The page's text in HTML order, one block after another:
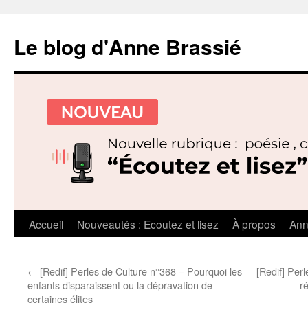
Le blog d'Anne Brassié
Aller
contenu
Accueil Nouveautés : Ecoutez et lisez À propos
← [Redif] Perles de Culture n°368 – Pourquoi les
enfants disparaissent ou la dépravation de
certaines élites
[Redif]